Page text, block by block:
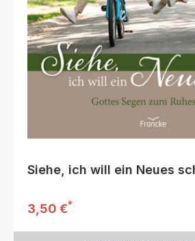
Siehe, ich will ein Neues
Regulärer Preis:
3,50 €*